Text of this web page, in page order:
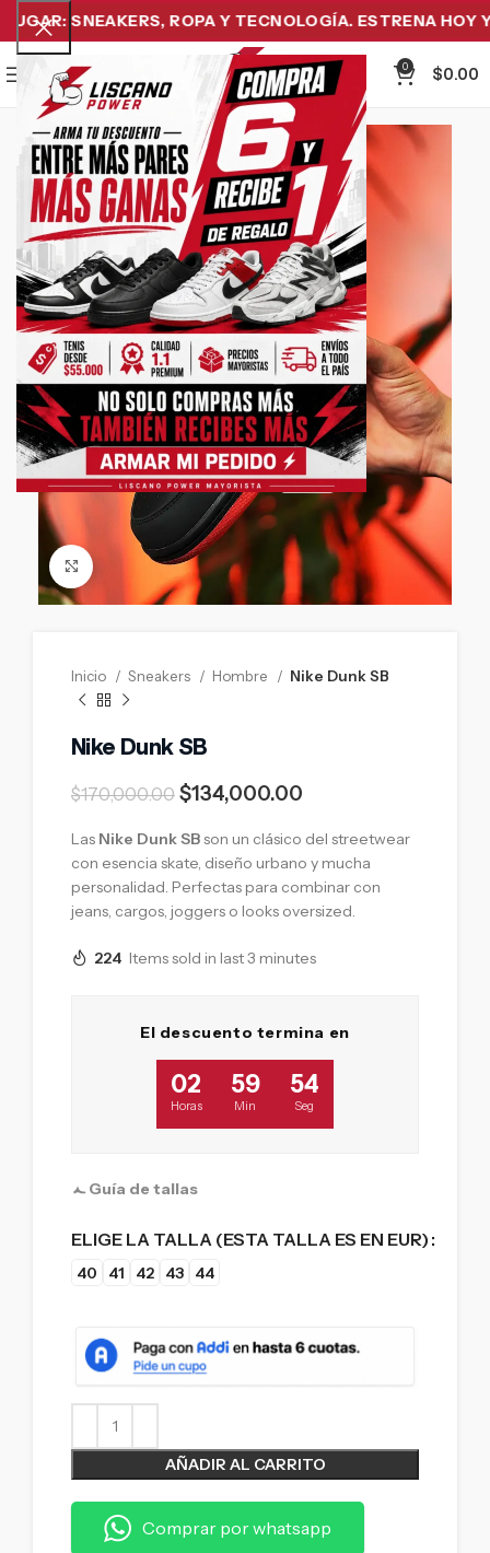
SNEAKERS, ROPA Y TECNOLOGÍA. ESTRENA HOY Y
Menu
0
$0.00
-21%
Click to enlarge
Inicio Sneakers Hombre Nike Dunk SB
Nike Dunk SB
$170,000.00 $134,000.00
Las Nike Dunk SBson un clásico del streetwear
con esencia skate, diseño urbano y mucha
personalidad. Perfectas para combinar con
jeans, cargos, joggers o looks oversized.
224 Items sold in last 3 minutes
El descuento termina en
02
Horas
59
Min
53
Seg
Guía de tallas
ELIGE LA TALLA (ESTA TALLA ES EN EUR)
40 41 42 43 44
AÑADIR AL CARRITO
Comprar por whatsapp